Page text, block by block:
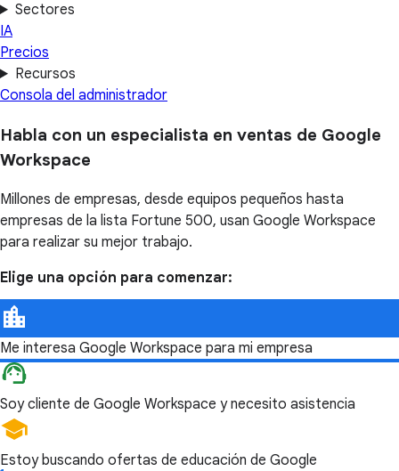
Sectores
IA
Precios
Recursos
Consola del administrador
Habla con un especialista en ventas de Google
Workspace
Millones de empresas, desde equipos pequeños hasta
empresas de la lista Fortune 500, usan Google Workspace
para realizar su mejor trabajo.
Elige una opción para comenzar:
Me interesa Google Workspace para mi empresa
Soy cliente de Google Workspace y necesito asistencia
Estoy buscando ofertas de educación de Google